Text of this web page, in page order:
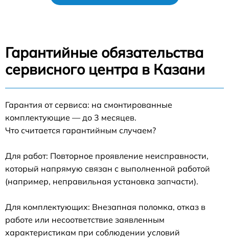
Гарантийные обязательства
сервисного центра в Казани
Гарантия от сервиса: на смонтированные
комплектующие — до 3 месяцев.
Что считается гарантийным случаем?
Для работ: Повторное проявление неисправности,
который напрямую связан с выполненной работой
(например, неправильная установка запчасти).
Для комплектующих: Внезапная поломка, отказ в
работе или несоответствие заявленным
характеристикам при соблюдении условий